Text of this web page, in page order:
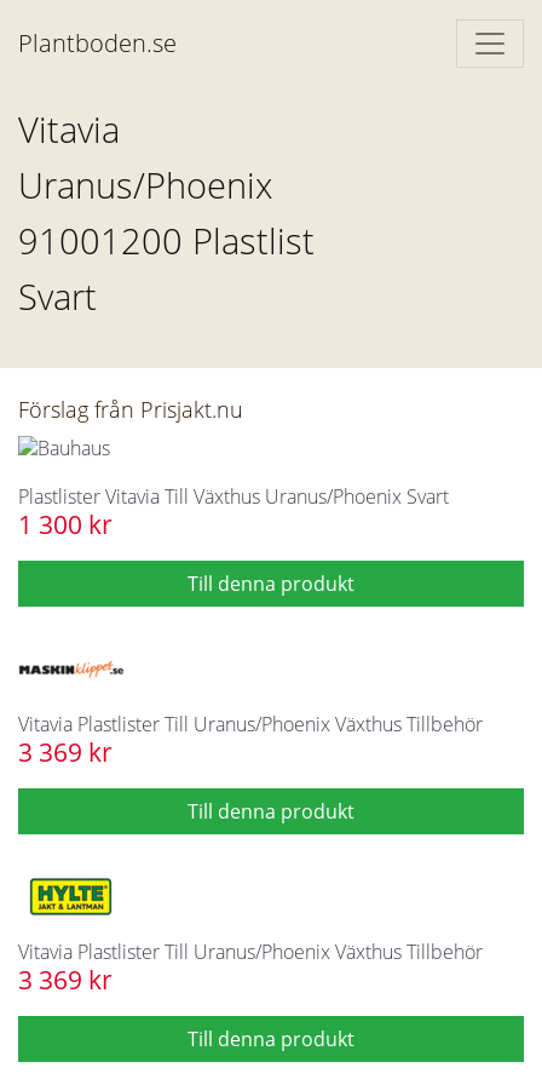
Plantboden.se
Vitavia
Uranus/Phoenix
91001200 Plastlist
Svart
Förslag från Prisjakt.nu
Plastlister Vitavia Till Växthus Uranus/Phoenix Svart
1 300 kr
Vitavia Plastlister Till Uranus/Phoenix Växthus Tillbehör
3 369 kr
Vitavia Plastlister Till Uranus/Phoenix Växthus Tillbehör
3 369 kr